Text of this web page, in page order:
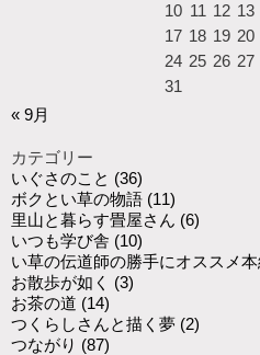
10 11 12 13
17 18 19 20
24 25 26 27
31
« 9月
カテゴリー
いぐさのこと (36)
ボクとい草の物語 (11)
里山と暮らす畳屋さん (6)
いつも学び舎 (10)
い草の伝道師の勝手にオススメ
お散歩が如く (3)
お茶の道 (14)
つくらしさんと描く夢 (2)
つながり (87)